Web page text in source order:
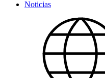
Noticias